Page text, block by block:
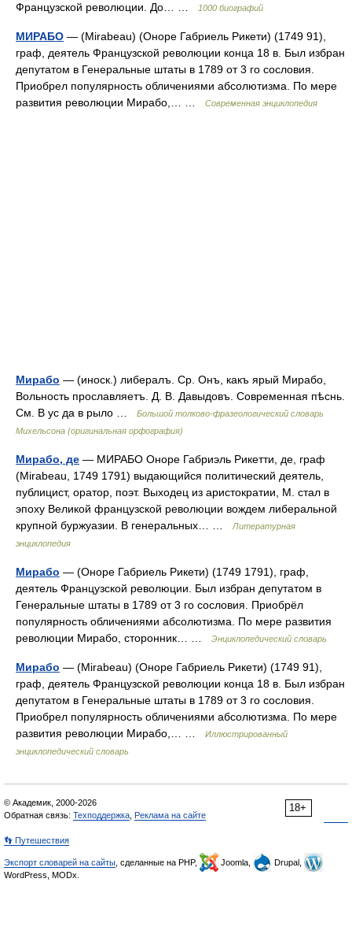
Французской революции. До… …
1000 биографий
МИРАБО — (Mirabeau) (Оноре Габриель Рикети) (1749 91),
граф, деятель Французской революции конца 18 в. Был избран
депутатом в Генеральные штаты в 1789 от 3 го сословия.
Приобрел популярность обличениями абсолютизма. По мере
развития революции Мирабо,… …
Современная энциклопедия
Мирабо — (иноск.) либералъ. Ср. Онъ, какъ ярый Мирабо,
Вольность прославляетъ. Д. В. Давыдовъ. Современная пѣснь.
См. В ус да в рыло …
Большой толково-фразеологический словарь
Михельсона (оригинальная орфография)
Мирабо, де — МИРАБО Оноре Габриэль Рикетти, де, граф
(Mirabeau, 1749 1791) выдающийся политический деятель,
публицист, оратор, поэт. Выходец из аристократии, М. стал в
эпоху Великой французской революции вождем либеральной
крупной буржуазии. В генеральных… …
Литературная
энциклопедия
Мирабо — (Оноре Габриель Рикети) (1749 1791), граф,
деятель Французской революции. Был избран депутатом в
Генеральные штаты в 1789 от 3 го сословия. Приобрёл
популярность обличениями абсолютизма. По мере развития
революции Мирабо, сторонник… …
Энциклопедический словарь
Мирабо — (Mirabeau) (Оноре Габриель Рикети) (1749 91),
граф, деятель Французской революции конца 18 в. Был избран
депутатом в Генеральные штаты в 1789 от 3 го сословия.
Приобрел популярность обличениями абсолютизма. По мере
развития революции Мирабо,… …
Иллюстрированный
энциклопедический словарь
18+
© Академик, 2000-2026
Обратная связь: Техподдержка Реклама на сайте
👣 Путешествия
Экспорт словарей на сайты , сделанные на PHP, Joomla,
Drupal,
WordPress, MODx.